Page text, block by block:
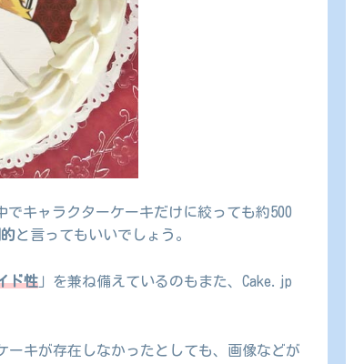
でキャラクターケーキだけに絞っても約500
と言ってもいいでしょう。
ド性 」を兼ね備えているのもまた、Cake.jp
ーキが存在しなかったとしても、画像などが